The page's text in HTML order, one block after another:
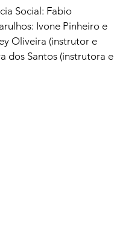
Social: Fabio
Ivone Pinheiro e
Oliveira (instrutor e
dos Santos (instrutora e